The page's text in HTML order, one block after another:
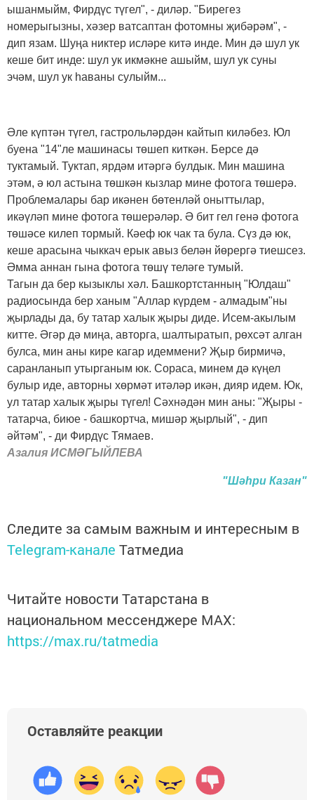
ышанмыйм, Фирдүс түгел", - диләр. "Бирегез
номерыгызны, хәзер ватсаптан фотомны җибәрәм", -
дип язам. Шуңа никтер исләре китә инде. Мин дә шул ук
кеше бит инде: шул ук икмәкне ашыйм, шул ук суны
эчәм, шул ук һаваны сулыйм...
Әле күптән түгел, гастрольләрдән кайтып киләбез. Юл
буена "14"ле машинасы төшеп киткән. Берсе дә
туктамый. Туктап, ярдәм итәргә булдык. Мин машина
этәм, ә юл астына төшкән кызлар мине фотога төшерә.
Проблемалары бар икәнен бөтенләй оныттылар,
икәүләп мине фотога төшерәләр. Ә бит гел генә фотога
төшәсе килеп тормый. Кәеф юк чак та була. Сүз дә юк,
кеше арасына чыккач ерык авыз белән йөрергә тиешсез.
Әмма аннан гына фотога төшү теләге тумый.
Тагын да бер кызыклы хәл. Башкортстанның "Юлдаш"
радиосында бер ханым "Аллар күрдем - алмадым"ны
җырлады да, бу татар халык җыры диде. Исем-акылым
китте. Әгәр дә миңа, авторга, шалтыратып, рөхсәт алган
булса, мин аны кире кагар идеммени? Җыр бирмичә,
саранланып утырганым юк. Сораса, минем дә күңел
булыр иде, авторны хөрмәт итәләр икән, дияр идем. Юк,
ул татар халык җыры түгел! Сәхнәдән мин аны: "Җыры -
татарча, биюе - башкортча, мишәр җырлый", - дип
әйтәм", - ди Фирдүс Тямаев.
Азалия ИСМӘГЫЙЛЕВА
"Шәһри Казан"
Следите за самым важным и интересным в
Telegram-канале Татмедиа
Читайте новости Татарстана в
национальном мессенджере MАХ:
https://max.ru/tatmedia
Оставляйте реакции